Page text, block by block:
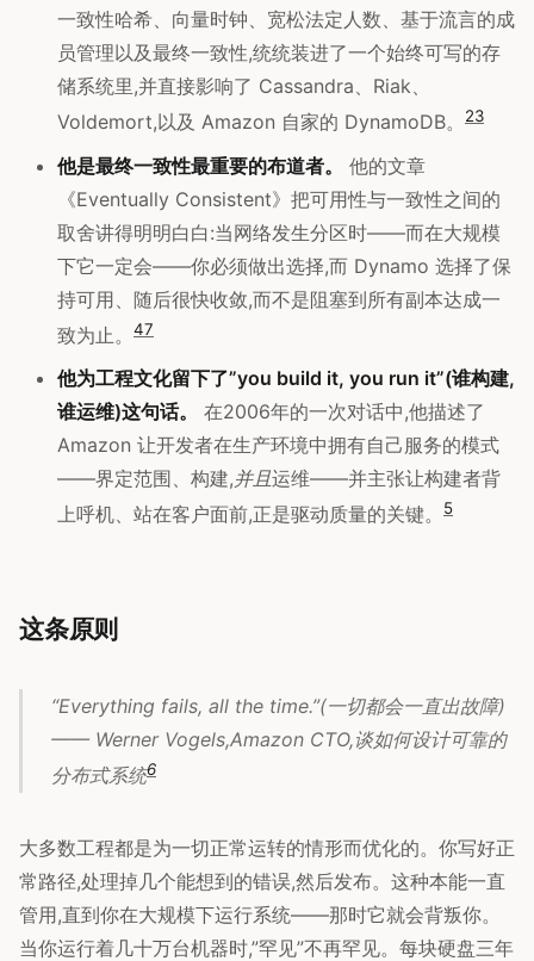
一致性哈希、向量时钟、宽松法定人数、基于流言的成
员管理以及最终一致性,统统装进了一个始终可写的存
储系统里,并直接影响了 Cassandra、Riak、
Voldemort,以及 Amazon 自家的 DynamoDB。
23
他是最终一致性最重要的布道者。
他的文章
《Eventually Consistent》把可用性与一致性之间的
取舍讲得明明白白:当网络发生分区时——而在大规模
下它一定会——你必须做出选择,而 Dynamo 选择了保
持可用、随后很快收敛,而不是阻塞到所有副本达成一
致为止。
47
他为工程文化留下了”you build it, you run it”(谁构建,
谁运维)这句话。
在2006年的一次对话中,他描述了
Amazon 让开发者在生产环境中拥有自己服务的模式
——界定范围、构建,并且运维——并主张让构建者背
上呼机、站在客户面前,正是驱动质量的关键。
5
这条原则
“Everything fails, all the time.”(一切都会一直出故障)
—— Werner Vogels,Amazon CTO,谈如何设计可靠的
分布式系统6
大多数工程都是为一切正常运转的情形而优化的。你写好正
常路径,处理掉几个能想到的错误,然后发布。这种本能一直
管用,直到你在大规模下运行系统——那时它就会背叛你。
当你运行着几十万台机器时,”罕见”不再罕见。每块硬盘三年